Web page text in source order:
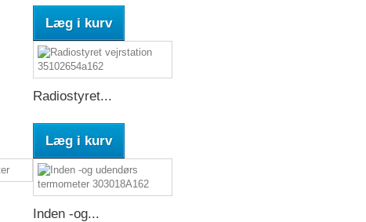
Læg i kurv
Radiostyret...
Læg i kurv
Inden -og...